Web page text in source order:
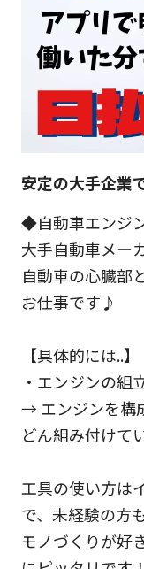
安定の大手企業
◆自動車エンジ
大手自動車メー
自動車の心臓部
お仕事です♪
【具体的には..】
・エンジンの組
→ エンジンを構
どん組み付けて
工具の使い方は
で、未経験の方
モノづくりが好